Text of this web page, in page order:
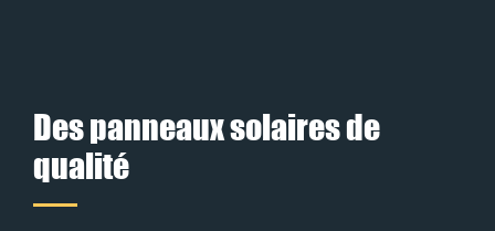
Des panneaux solaires de
qualité